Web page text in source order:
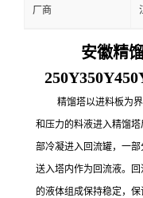
厂商
安徽精
精馏塔以进料板为界
和压力的料液进入精馏
部冷凝进入回流罐，一
送入塔内作为回流液。
的液体组成保持稳定，